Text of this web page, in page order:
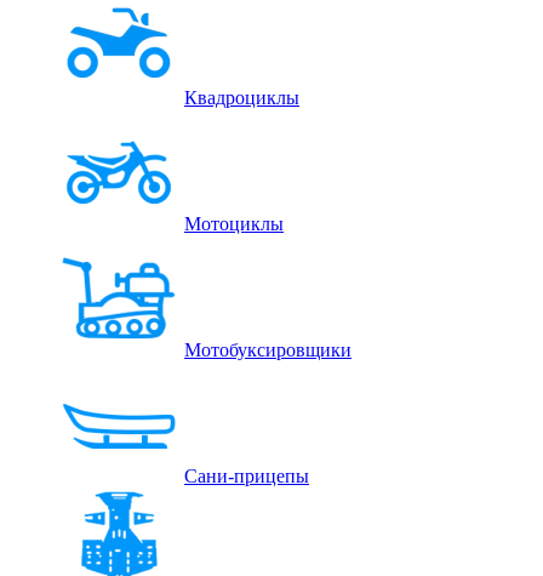
Квадроциклы
Мотоциклы
Мотобуксировщики
Сани-прицепы